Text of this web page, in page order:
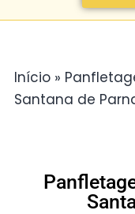
Início »
Santana de